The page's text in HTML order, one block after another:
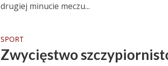
drugiej minucie meczu...
SPORT
Zwycięstwo